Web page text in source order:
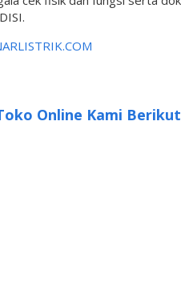
Online Kami